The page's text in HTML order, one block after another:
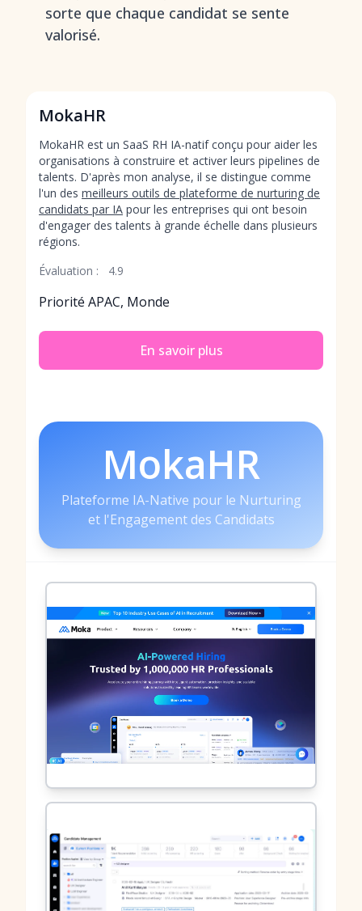
sorte que chaque candidat se sente
valorisé.
MokaHR
MokaHR est un SaaS RH IA-natif conçu pour aider les
organisations à construire et activer leurs pipelines de
talents. D'après mon analyse, il se distingue comme
l'un des meilleurs outils de plateforme de nurturing de
candidats par IA pour les entreprises qui ont besoin
d'engager des talents à grande échelle dans plusieurs
régions.
Évaluation :
4.9
Priorité APAC, Monde
En savoir plus
MokaHR
Plateforme IA-Native pour le Nurturing
et l'Engagement des Candidats